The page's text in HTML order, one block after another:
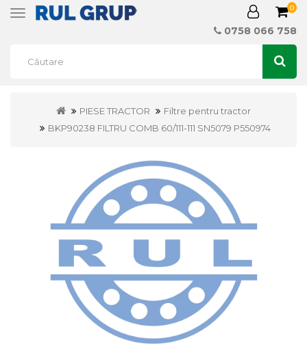
Toggle
0
0758 066 758
PIESE TRACTOR
Filtre pentru tractor
BKP90238 FILTRU COMB 60/111-111 SN5079 P550974